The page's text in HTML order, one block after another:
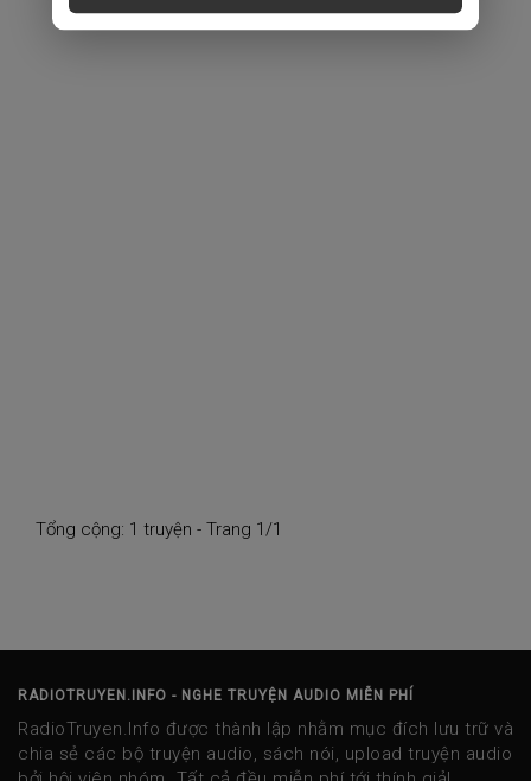
Tổng cộng: 1 truyện - Trang 1/1
RADIOTRUYEN.INFO - NGHE TRUYỆN AUDIO MIỄN PHÍ
RadioTruyen.Info được thành lập nhằm mục đích lưu trữ và
chia sẻ các bộ truyện audio, sách nói, upload truyện audio